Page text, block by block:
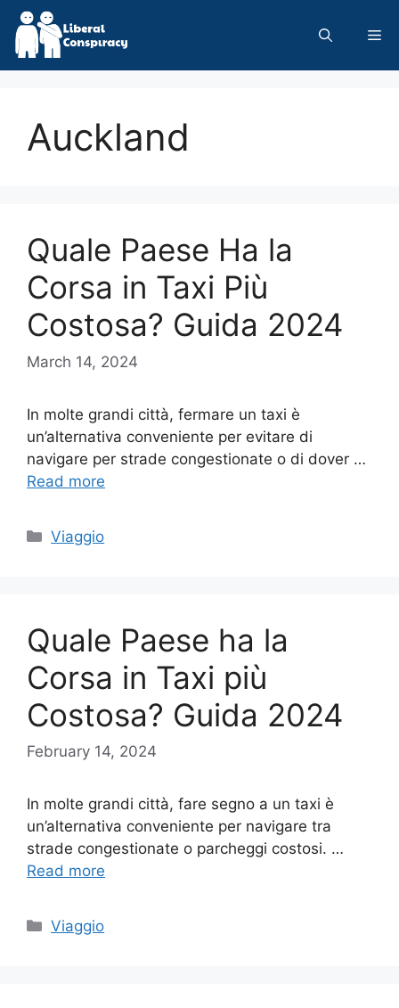
Skip
content
Auckland
Quale Paese Ha la
Corsa in Taxi Più
Costosa? Guida 2024
March 14, 2024
In molte grandi città, fermare un taxi è
un’alternativa conveniente per evitare di
navigare per strade congestionate o di dover …
Read more
Categories
Viaggio
Quale Paese ha la
Corsa in Taxi più
Costosa? Guida 2024
February 14, 2024
In molte grandi città, fare segno a un taxi è
un’alternativa conveniente per navigare tra
strade congestionate o parcheggi costosi. …
Read more
Categories
Viaggio